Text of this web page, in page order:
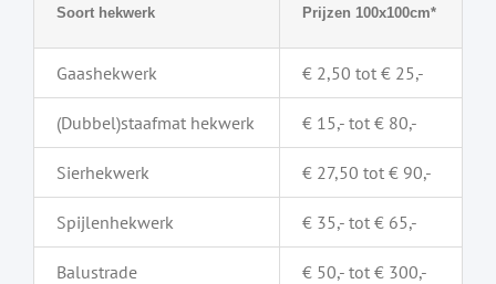
Soort hekwerk Prijzen 100x100cm*
Gaashekwerk € 2,50 tot € 25,-
(Dubbel)staafmat hekwerk € 15,- tot € 80,-
Sierhekwerk € 27,50 tot € 90,-
Spijlenhekwerk € 35,- tot € 65,-
Balustrade € 50,- tot € 300,-